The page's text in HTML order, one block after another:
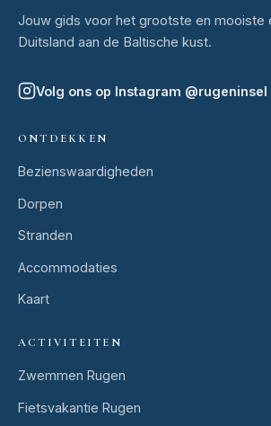
Jouw gids voor het grootste en mooiste
Duitsland aan de Baltische kust.
Volg ons op Instagram @rugeninsel
ONTDEKKEN
Bezienswaardigheden
Dorpen
Stranden
Accommodaties
Kaart
ACTIVITEITEN
Zwemmen Rugen
Fietsvakantie Rugen